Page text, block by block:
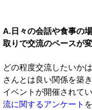
A.日々の会話や食事の
取りで交流のペースが
どの程度交流したいか
さんとは良い関係を築
イベントが開催されて
流に関するアンケート